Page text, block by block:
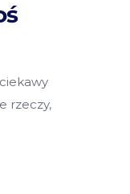
rzeczy,